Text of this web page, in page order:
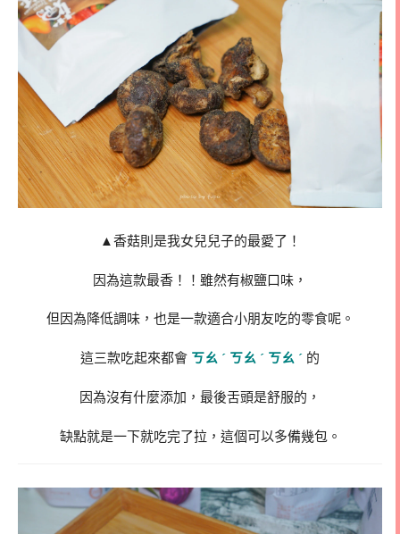
▲香菇則是我女兒兒子的最愛了！
因為這款最香！！雖然有椒鹽口味，
但因為降低調味，也是一款適合小朋友吃的零食呢。
這三款吃起來都會 ㄎㄠ ˊ ㄎㄠ ˊ ㄎㄠ ˊ 的
因為沒有什麼添加，最後舌頭是舒服的，
缺點就是一下就吃完了拉，這個可以多備幾包。